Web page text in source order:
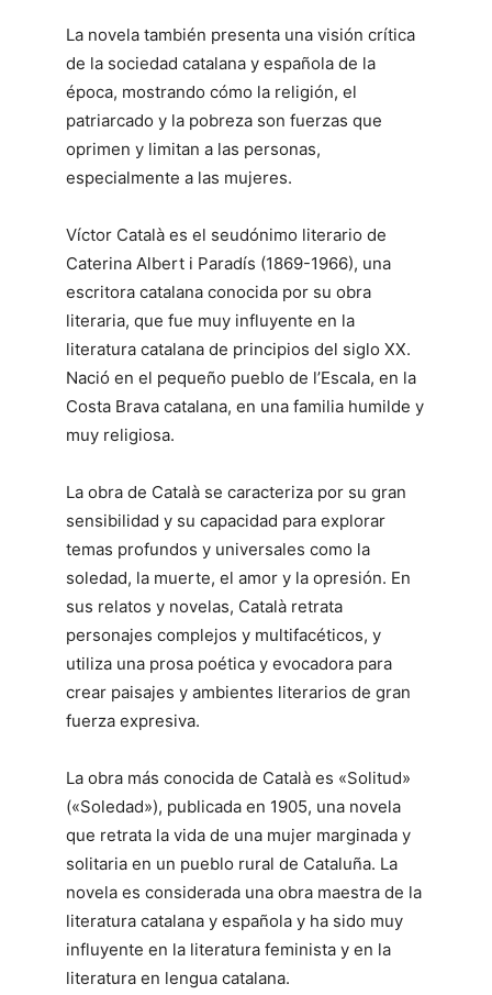
La novela también presenta una visión crítica
de la sociedad catalana y española de la
época, mostrando cómo la religión, el
patriarcado y la pobreza son fuerzas que
oprimen y limitan a las personas,
especialmente a las mujeres.
Víctor Català es el seudónimo literario de
Caterina Albert i Paradís (1869-1966), una
escritora catalana conocida por su obra
literaria, que fue muy influyente en la
literatura catalana de principios del siglo XX.
Nació en el pequeño pueblo de l’Escala, en la
Costa Brava catalana, en una familia humilde y
muy religiosa.
La obra de Català se caracteriza por su gran
sensibilidad y su capacidad para explorar
temas profundos y universales como la
soledad, la muerte, el amor y la opresión. En
sus relatos y novelas, Català retrata
personajes complejos y multifacéticos, y
utiliza una prosa poética y evocadora para
crear paisajes y ambientes literarios de gran
fuerza expresiva.
La obra más conocida de Català es «Solitud»
(«Soledad»), publicada en 1905, una novela
que retrata la vida de una mujer marginada y
solitaria en un pueblo rural de Cataluña. La
novela es considerada una obra maestra de la
literatura catalana y española y ha sido muy
influyente en la literatura feminista y en la
literatura en lengua catalana.